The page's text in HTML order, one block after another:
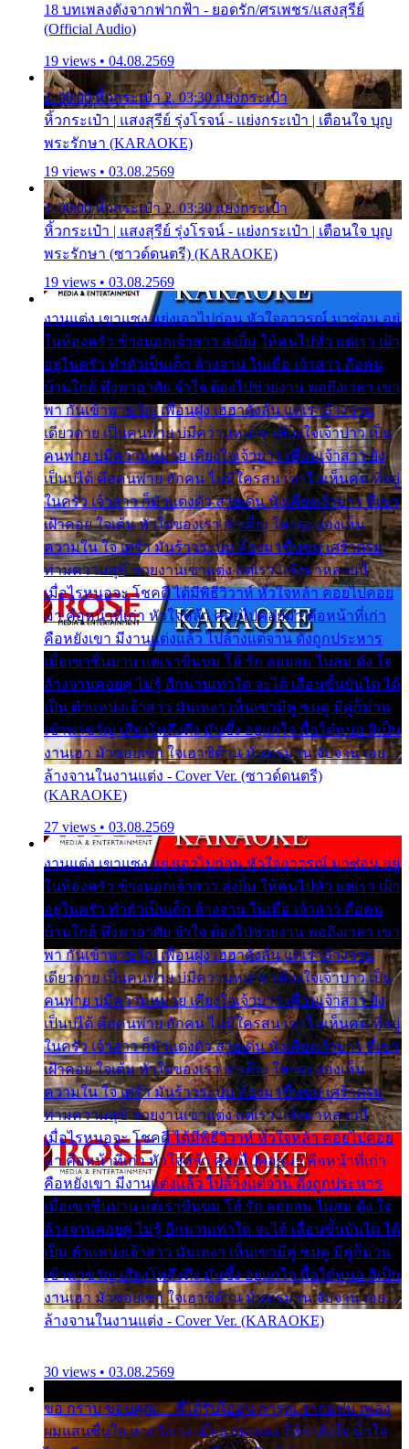
18 บทเพลงดังจากฟากฟ้า - ยอดรัก/ศรเพชร/แสงสุรีย์
(Official Audio)
19 views • 04.08.2569
1. 00:00 หิ้วกระเป๋า 2. 03:30 แย่งกระเป๋า
หิ้วกระเป๋า | แสงสุรีย์ รุ่งโรจน์ - แย่งกระเป๋า | เตือนใจ บุญ
พระรักษา (KARAOKE)
19 views • 03.08.2569
1. 00:00 หิ้วกระเป๋า 2. 03:30 แย่งกระเป๋า
หิ้วกระเป๋า | แสงสุรีย์ รุ่งโรจน์ - แย่งกระเป๋า | เตือนใจ บุญ
พระรักษา (ซาวด์ดนตรี) (KARAOKE)
19 views • 03.08.2569
งานแต่ง เขาแซง แย่งเอาไปก่อน หัวใจอาวรณ์ มาซ่อน อยู่
ในห้องครัว ข้างนอกเจ้าสาว ส่งยิ้ม ให้คนไปทั่ว แต่เรา เฝ้า
อยู่ในครัว ทำตัวเป็นเด็ก ล้างจาน ในเมื่อ เจ้าสาว คือคน
บ้านใกล้ พึ่งพาอาศัย จำใจ ต้องไปช่วยงาน พอถึงเวลา เขา
พา กันเข้าพาขวัญ เพื่อนฝูง เฮฮาดังลั่น แต่เราล้างจาน
เดียวดาย เป็นคนพ่าย บ่มีความหมาย เคียงใจเจ้าบ่าว เป็น
คนพ่าย บ่มีความหมาย เคียงใจเจ้าบ่าว เพื่อนเจ้าสาว ยัง
เป็นบ่ได้ คือคนพ่าย ฮักคน ไม่มีใครสน เขาไม่เห็นคน ที่อยู่
ในครัว เจ้าสาว ก็มัวแต่งตัว สวยเด่น นั่งเคียงเจ้าบ่าว ที่เขา
เฝ้าคอย ใจเต้น หัวใจของเรา ลำเค็ญ ใครจะมองเห็น
ความใน ใจ เศร้า มันร้าวระบม ต้องมาขื่นขม เศร้าตรม
ท่ามความสุขี ช่วยงานเขาแต่ง แต่เรา แล้งมาหลายปี
เมื่อไรหนอจะ โชคดี ได้มีพิธีวิวาห์ หัวใจหล้า คอยไปคอย
มา คือหน้าที่เก่า หัวใจหล้า คอยไปคอยมา คือหน้าที่เก่า
คือหยังเขา มีงานแต่งแล้ว ไปล้างแต่จาน ดั่งถูกประหาร
เมื่อเขาชื่นบาน แต่เราขื่นขม โอ้ รัก ลอยลม ไม่สม ดัง ใจ
ล้างจานคอยคู่ ไม่รู้ อีกนานเท่าใด จะได้ เลื่อนขั้นบันได ได้
เป็น ตำแหน่งเจ้าสาว มันเหงา เห็นเขามีคู่ ซมดู มีคู่ก็ม่วน
เข้าพาขวัญ เสียงโห่ตึงตึง มันซึ้ง อยู่แก่ใจ มื้อใด๋หนอ สิเป็น
งานเฮา มัวซอยเขา ใจเฮาซิด้าน มันทรมาน จับจาน เอย…
ล้างจานในงานแต่ง - Cover Ver. (ซาวด์ดนตรี)
(KARAOKE)
27 views • 03.08.2569
งานแต่ง เขาแซง แย่งเอาไปก่อน หัวใจอาวรณ์ มาซ่อน อยู่
ในห้องครัว ข้างนอกเจ้าสาว ส่งยิ้ม ให้คนไปทั่ว แต่เรา เฝ้า
อยู่ในครัว ทำตัวเป็นเด็ก ล้างจาน ในเมื่อ เจ้าสาว คือคน
บ้านใกล้ พึ่งพาอาศัย จำใจ ต้องไปช่วยงาน พอถึงเวลา เขา
พา กันเข้าพาขวัญ เพื่อนฝูง เฮฮาดังลั่น แต่เราล้างจาน
เดียวดาย เป็นคนพ่าย บ่มีความหมาย เคียงใจเจ้าบ่าว เป็น
คนพ่าย บ่มีความหมาย เคียงใจเจ้าบ่าว เพื่อนเจ้าสาว ยัง
เป็นบ่ได้ คือคนพ่าย ฮักคน ไม่มีใครสน เขาไม่เห็นคน ที่อยู่
ในครัว เจ้าสาว ก็มัวแต่งตัว สวยเด่น นั่งเคียงเจ้าบ่าว ที่เขา
เฝ้าคอย ใจเต้น หัวใจของเรา ลำเค็ญ ใครจะมองเห็น
ความใน ใจ เศร้า มันร้าวระบม ต้องมาขื่นขม เศร้าตรม
ท่ามความสุขี ช่วยงานเขาแต่ง แต่เรา แล้งมาหลายปี
เมื่อไรหนอจะ โชคดี ได้มีพิธีวิวาห์ หัวใจหล้า คอยไปคอย
มา คือหน้าที่เก่า หัวใจหล้า คอยไปคอยมา คือหน้าที่เก่า
คือหยังเขา มีงานแต่งแล้ว ไปล้างแต่จาน ดั่งถูกประหาร
เมื่อเขาชื่นบาน แต่เราขื่นขม โอ้ รัก ลอยลม ไม่สม ดัง ใจ
ล้างจานคอยคู่ ไม่รู้ อีกนานเท่าใด จะได้ เลื่อนขั้นบันได ได้
เป็น ตำแหน่งเจ้าสาว มันเหงา เห็นเขามีคู่ ซมดู มีคู่ก็ม่วน
เข้าพาขวัญ เสียงโห่ตึงตึง มันซึ้ง อยู่แก่ใจ มื้อใด๋หนอ สิเป็น
งานเฮา มัวซอยเขา ใจเฮาซิด้าน มันทรมาน จับจาน เอย…
ล้างจานในงานแต่ง - Cover Ver. (KARAOKE)
30 views • 03.08.2569
ขอ กราบ ขอบคุณ.... ที่ได้รับไออุ่น การุณ จากแฟน เพลง
ผมแสนชื่นใจ หายวังเวง เมื่อแฟนเพลง ให้กำลังใจ น้ำใจ